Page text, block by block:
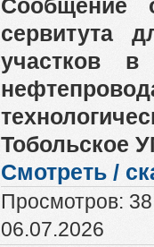
Сообщение
сервитута
участков в
Тобольское
Смотреть /
Просмотров: 38
06.07.2026